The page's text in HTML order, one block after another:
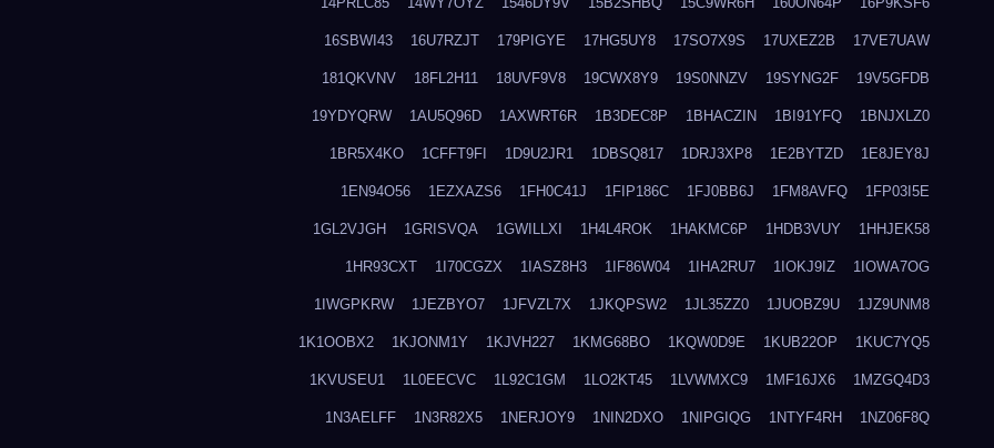
16SBWI43 16U7RZJT 179PIGYE 17HG5UY8 17SO7X9S 17UXEZ2B 17VE7UAW
181QKVNV 18FL2H11 18UVF9V8 19CWX8Y9 19S0NNZV 19SYNG2F 19V5GFDB
19YDYQRW 1AU5Q96D 1AXWRT6R 1B3DEC8P 1BHACZIN 1BI91YFQ 1BNJXLZ0
1BR5X4KO 1CFFT9FI 1D9U2JR1 1DBSQ817 1DRJ3XP8 1E2BYTZD 1E8JEY8J
1EN94O56 1EZXAZS6 1FH0C41J 1FIP186C 1FJ0BB6J 1FM8AVFQ 1FP03I5E
1GL2VJGH 1GRISVQA 1GWILLXI 1H4L4ROK 1HAKMC6P 1HDB3VUY 1HHJEK58
1HR93CXT 1I70CGZX 1IASZ8H3 1IF86W04 1IHA2RU7 1IOKJ9IZ 1IOWA7OG
1IWGPKRW 1JEZBYO7 1JFVZL7X 1JKQPSW2 1JL35ZZ0 1JUOBZ9U 1JZ9UNM8
1K1OOBX2 1KJONM1Y 1KJVH227 1KMG68BO 1KQW0D9E 1KUB22OP 1KUC7YQ5
1KVUSEU1 1L0EECVC 1L92C1GM 1LO2KT45 1LVWMXC9 1MF16JX6 1MZGQ4D3
1N3AELFF 1N3R82X5 1NERJOY9 1NIN2DXO 1NIPGIQG 1NTYF4RH 1NZ06F8Q